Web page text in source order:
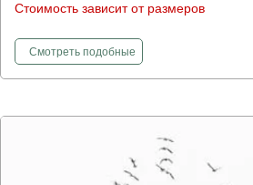
Стоимость зависит от размеров
Смотретьфотообои
подобные